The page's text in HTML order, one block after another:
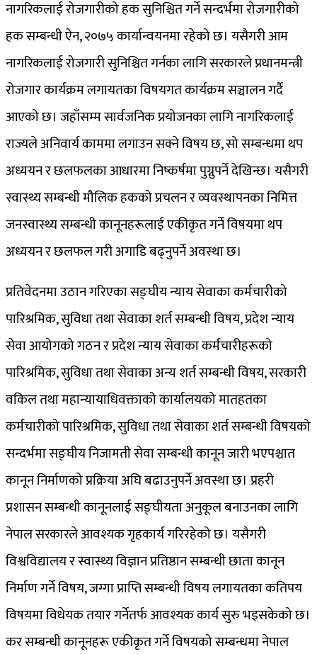
नागरिकलाई रोजगारीको हक सुनिश्चित गर्ने सन्दर्भमा रोजगारीको
हक सम्बन्धी ऐन, २०७५ कार्यान्वयनमा रहेको छ। यसैगरी आम
नागरिकलाई रोजगारी सुनिश्चित गर्नका लागि सरकारले प्रधानमन्त्री
रोजगार कार्यक्रम लगायतका विषयगत कार्यक्रम सञ्चालन गर्दै
आएको छ। जहाँसम्म सार्वजनिक प्रयोजनका लागि नागरिकलाई
राज्यले अनिवार्य काममा लगाउन सक्ने विषय छ, सो सम्बन्धमा थप
अध्ययन र छलफलका आधारमा निष्कर्षमा पुग्नुपर्ने देखिन्छ। यसैगरी
स्वास्थ्य सम्बन्धी मौलिक हकको प्रचलन र व्यवस्थापनका निमित्त
जनस्वास्थ्य सम्बन्धी कानूनहरूलाई एकीकृत गर्ने विषयमा थप
अध्ययन र छलफल गरी अगाडि बढ्नुपर्ने अवस्था छ।
प्रतिवेदनमा उठान गरिएका सङ्घीय न्याय सेवाका कर्मचारीको
पारिश्रमिक, सुविधा तथा सेवाका शर्त सम्बन्धी विषय, प्रदेश न्याय
सेवा आयोगको गठन र प्रदेश न्याय सेवाका कर्मचारीहरूको
पारिश्रमिक, सुविधा तथा सेवाका अन्य शर्त सम्बन्धी विषय, सरकारी
वकिल तथा महान्यायाधिवक्ताको कार्यालयको मातहतका
कर्मचारीको पारिश्रमिक, सुविधा तथा सेवाका शर्त सम्बन्धी विषयको
सन्दर्भमा सङ्घीय निजामती सेवा सम्बन्धी कानून जारी भएपश्चात
कानून निर्माणको प्रक्रिया अघि बढाउनुपर्ने अवस्था छ। प्रहरी
प्रशासन सम्बन्धी कानूनलाई सङ्घीयता अनुकूल बनाउनका लागि
नेपाल सरकारले आवश्यक गृहकार्य गरिरहेको छ। यसैगरी
विश्वविद्यालय र स्वास्थ्य विज्ञान प्रतिष्ठान सम्बन्धी छाता कानून
निर्माण गर्ने विषय, जग्गा प्राप्ति सम्बन्धी विषय लगायतका कतिपय
विषयमा विधेयक तयार गर्नेतर्फ आवश्यक कार्य सुरु भइसकेको छ।
कर सम्बन्धी कानूनहरू एकीकृत गर्ने विषयको सम्बन्धमा नेपाल